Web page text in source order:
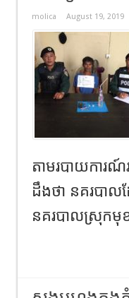
molica August 19, 2019
តាមរបាយការណ៍
ដឹងថា នគរបាល
នគរបាលស្រុកមុ